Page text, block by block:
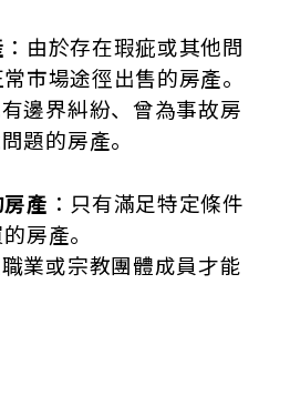
：由於存在瑕疵或其他問
市場途徑出售的房產。
邊界糾紛、曾為事故房
題的房產。
產 ：只有滿足特定條件
房產。
業或宗教團體成員才能